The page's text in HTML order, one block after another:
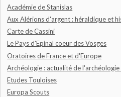
Académie de Stanislas
Aux Alérions d'argent : héraldique et
Carte de Cassini
Le Pays d'Epinal coeur des Vosges
Oratoires de France et d'Europe
Archéologie : actualité de l'archéologie
Etudes Touloises
Europa Scouts